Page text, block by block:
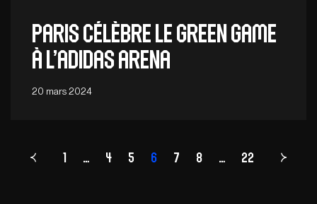
Paris célèbre le green game
à l’adidas arena
20 mars 2024
Page
1 … 4 5 6 7 8 … 22